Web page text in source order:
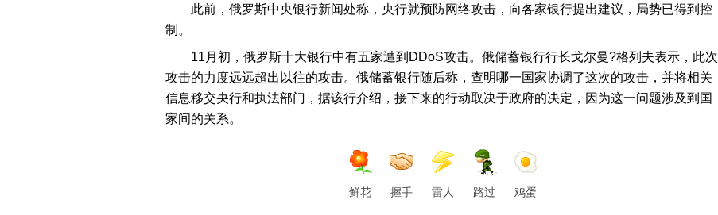
此前，俄罗斯中央银行新闻处称，央行就预防网络攻击，向各家银行提出建议，局势已得到控
制。
11月初，俄罗斯十大银行中有五家遭到DDoS攻击。俄储蓄银行行长戈尔曼?格列夫表示，此次
攻击的力度远远超出以往的攻击。俄储蓄银行随后称，查明哪一国家协调了这次的攻击，并将相关
信息移交央行和执法部门，据该行介绍，接下来的行动取决于政府的决定，因为这一问题涉及到国
家间的关系。
鲜花 握手 雷人 路过 鸡蛋